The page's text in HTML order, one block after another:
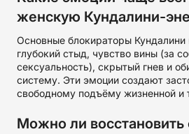
женскую Кундалини-
Основные блокираторы
глубокий стыд, чувство вины (за
сексуальность), скрытый гнев и
систему. Эти эмоции создают
свободному подъёму жизненной и
Можно ли